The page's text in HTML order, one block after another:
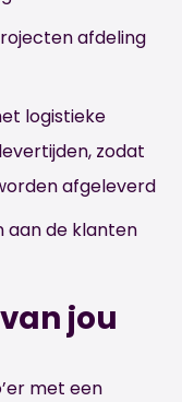
afdeling
logistieke
zodat
afgeleverd
aan de klanten
jou
met een